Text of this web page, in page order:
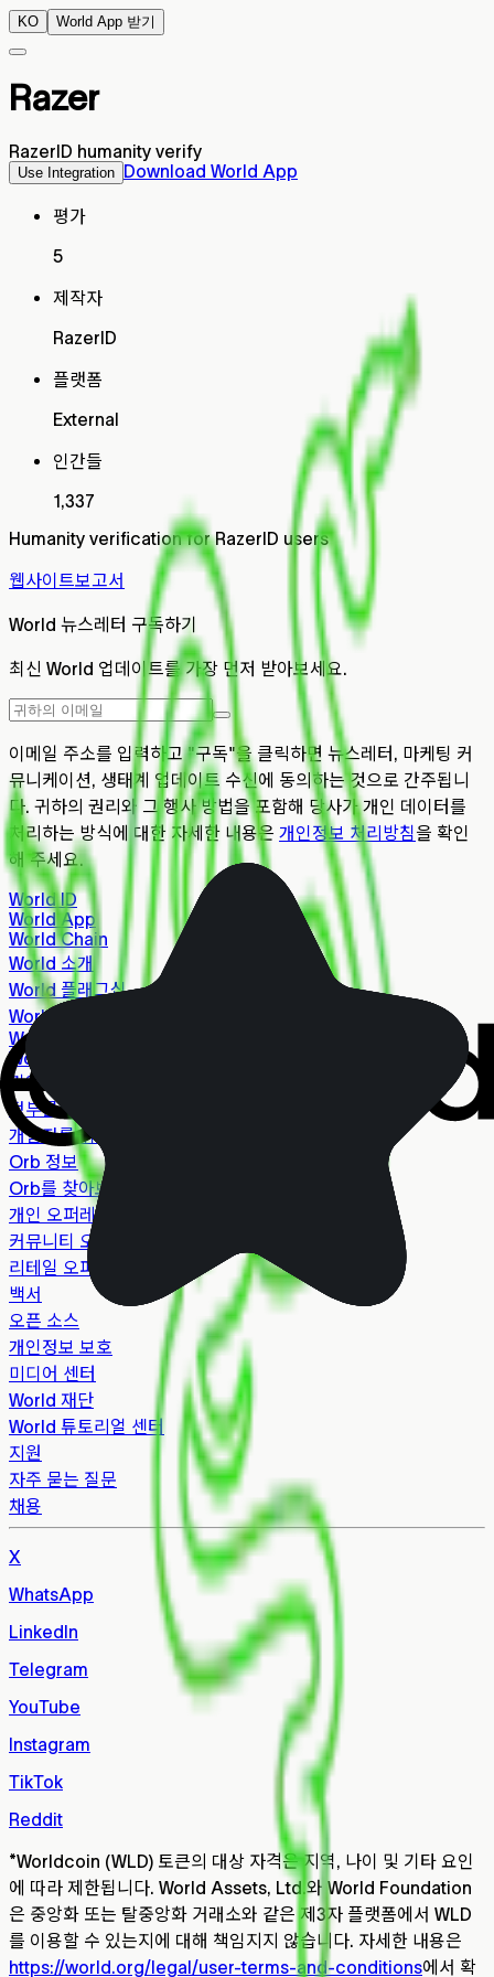
KO World App 받기
Razer
RazerID humanity verify
Use Integration Download World App
평가
5
제작자
RazerID
플랫폼
External
인간들
1,337
Humanity verification for RazerID users
웹사이트보고서
World 뉴스레터 구독하기
최신 World 업데이트를 가장 먼저 받아보세요.
이메일 주소를 입력하고 "구독"을 클릭하면 뉴스레터, 마케팅 커
뮤니케이션, 생태계 업데이트 수신에 동의하는 것으로 간주됩니
다. 귀하의 권리와 그 행사 방법을 포함해 당사가 개인 데이터를
처리하는 방식에 대한 자세한 내용은 개인정보 처리방침을 확인
해 주세요.
World ID
World App
World Chain
World 소개
World 플래그십
World 블로그
World View
World Tech
기업을 위한 World
정부를 위한 World
개발자를 위한 World
Orb 정보
Orb를 찾아보세요
개인 오퍼레이터
커뮤니티 오퍼레이터
리테일 오퍼레이터
백서
오픈 소스
개인정보 보호
미디어 센터
World 재단
World 튜토리얼 센터
지원
자주 묻는 질문
채용
X
WhatsApp
LinkedIn
Telegram
YouTube
Instagram
TikTok
Reddit
*Worldcoin (WLD) 토큰의 대상 자격은 지역, 나이 및 기타 요인
에 따라 제한됩니다. World Assets, Ltd.와 World Foundation
은 중앙화 또는 탈중앙화 거래소와 같은 제3자 플랫폼에서 WLD
를 이용할 수 있는지에 대해 책임지지 않습니다. 자세한 내용은
https://world.org/legal/user-terms-and-conditions에서 확